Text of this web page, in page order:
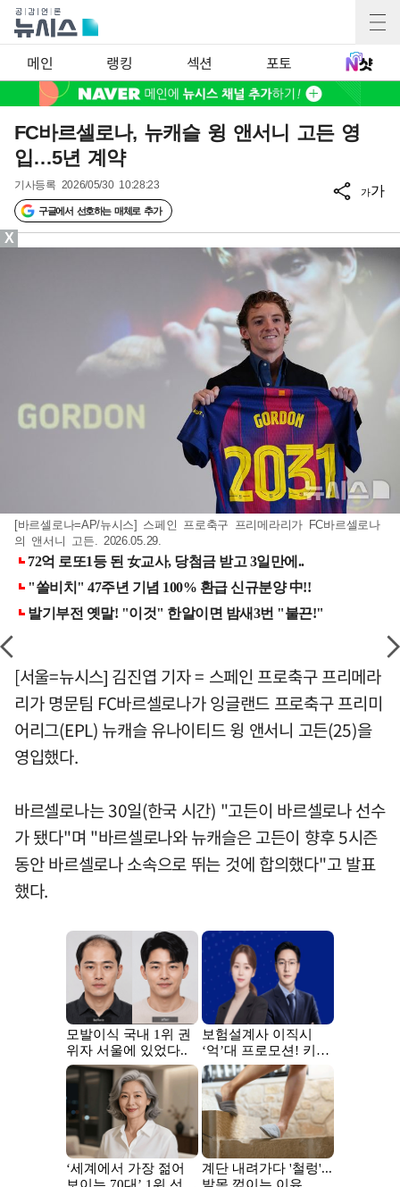
메인 랭킹 섹션 포토
FC바르셀로나, 뉴캐슬 윙 앤서니 고든 영
입…5년 계약
기사등록 2026/05/30 10:28:23
구글에서 선호하는 매체로 추가
가가
[바르셀로나=AP/뉴시스] 스페인 프로축구 프리메라리가 FC바르셀로나
의 앤서니 고든. 2026.05.29.
[서울=뉴시스] 김진엽 기자 = 스페인 프로축구 프리메라
리가 명문팀 FC바르셀로나가 잉글랜드 프로축구 프리미
어리그(EPL) 뉴캐슬 유나이티드 윙 앤서니 고든(25)을
영입했다.
바르셀로나는 30일(한국 시간) "고든이 바르셀로나 선수
가 됐다"며 "바르셀로나와 뉴캐슬은 고든이 향후 5시즌
동안 바르셀로나 소속으로 뛰는 것에 합의했다"고 발표
했다.
X